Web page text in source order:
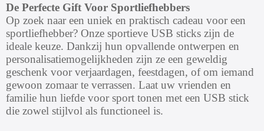
De Perfecte Gift Voor Sportliefhebbers
Op zoek naar een uniek en praktisch cadeau voor een
sportliefhebber? Onze sportieve USB sticks zijn de
ideale keuze. Dankzij hun opvallende ontwerpen en
personalisatiemogelijkheden zijn ze een geweldig
geschenk voor verjaardagen, feestdagen, of om iemand
gewoon zomaar te verrassen. Laat uw vrienden en
familie hun liefde voor sport tonen met een USB stick
die zowel stijlvol als functioneel is.